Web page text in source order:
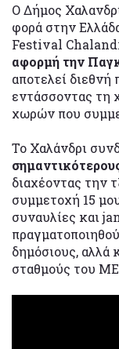
Ο Δήμος
φορά στην
Festival
αφορμή την
αποτελεί διεθνή
εντάσσοντας τη
χωρών που
Το Χαλάνδρι
διαχέοντας την
συμμετοχή 15
συναυλίες και
δημόσιους, αλλά
σταθμούς του